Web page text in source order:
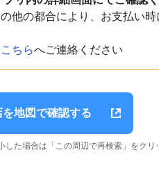
他の都合により、お支払い
こちらへご連絡ください
地図で確認する
た場合は「この周辺で再検索」をクリ